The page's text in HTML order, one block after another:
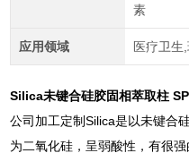
素
应用领域 医疗卫生
Silica未键合硅胶固相萃取柱
公司加工定制Silica是以未键合
为二氧化硅，呈弱酸性，有很